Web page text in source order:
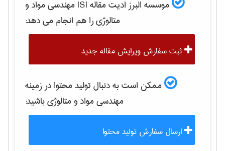
موسسه البرز ادیت مقاله ISI
مهندسی مواد و
متالوژیرا هم انجام می دهد:
ثبت سفارش ویرایش مقاله جدید
ممکن است به دنبال تولید محتوا در زمینه
مهندسی مواد و متالوژیباشید:
ارسال سفارش تولید محتوا